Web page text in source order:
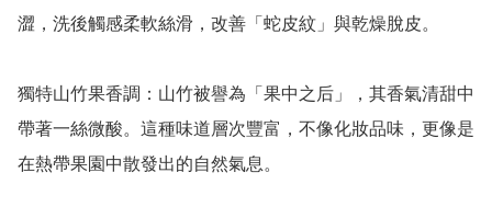
澀，洗後觸感柔軟絲滑，改善「蛇皮紋」與乾燥脫皮。
獨特山竹果香調：山竹被譽為「果中之后」，其香氣清甜中
帶著一絲微酸。這種味道層次豐富，不像化妝品味，更像是
在熱帶果園中散發出的自然氣息。